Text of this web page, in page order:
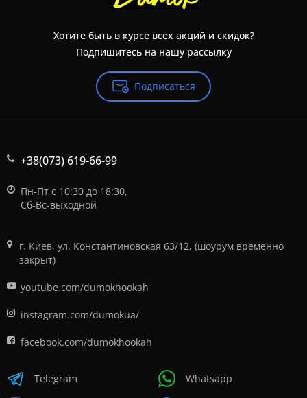
Хотите быть в курсе всех акций и скидок?
Подпишитесь на нашу рассылку
Подписаться
+38(073) 619-66-99
Пн-Пт с 10:30 до 18:30,
Сб-Вс-выходной
г. Киев, ул. Константиновская 63/12, (шоурум временно
закрыт)
youtube.com/dumokhookah
instagram.com/dumokua/
facebook.com/dumokhookah
Telegram Whatsapp